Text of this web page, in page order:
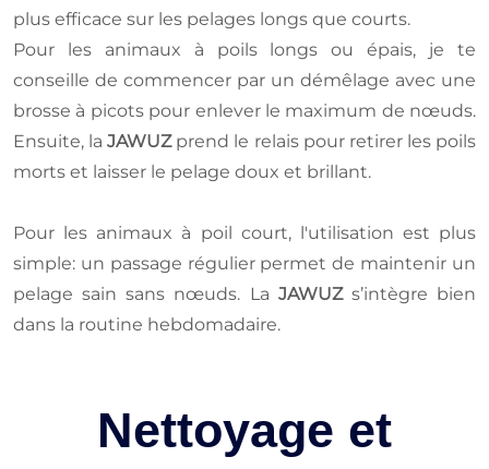
plus efficace sur les pelages longs que courts.
Pour les animaux à poils longs ou épais, je te
conseille de commencer par un démêlage avec une
brosse à picots pour enlever le maximum de nœuds.
Ensuite, laJAWUZprend le relais pour retirer les poils
morts et laisser le pelage doux et brillant.
Pour les animaux à poil court, l'utilisation est plus
simple: un passage régulier permet de maintenir un
pelage sain sans nœuds. La JAWUZs’intègre bien
dans la routine hebdomadaire.
Nettoyage et